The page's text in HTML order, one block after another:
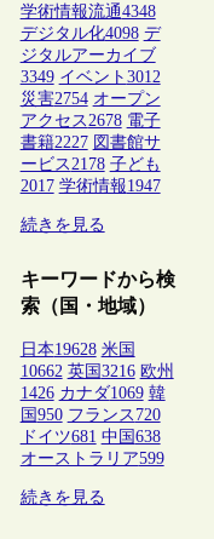
学術情報流通4348
デジタル化4098 デ
ジタルアーカイブ
3349 イベント 3012
災害2754 オープン
アクセス 2678 電子
書籍2227 図書館サ
ービス 2178 子ども
2017 学術情報1947
続きを見る
キーワードから検
索（国・地域）
日本19628 米国
10662 英国 3216 欧州
1426 カナダ1069 韓
国 950 フランス 720
ドイツ681 中国 638
オーストラリア599
続きを見る